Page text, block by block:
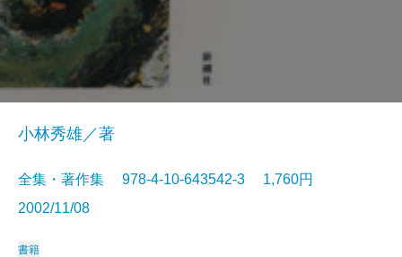
小林秀雄／著
全集・著作集 978-4-10-643542-3 1,760円
2002/11/08
書籍